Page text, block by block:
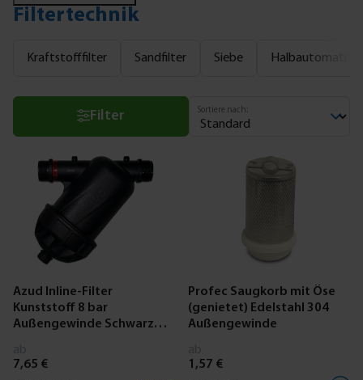
Filtertechnik
Kraftstofffilter Sandfilter Siebe
Filter Sortiere nach:
Azud Inline-Filter
Kunststoff 8 bar
Außengewinde Schwarz
7,65 €
Profec Saugkorb mit Öse
(genietet) Edelstahl 304
Außengewinde
1,57 €